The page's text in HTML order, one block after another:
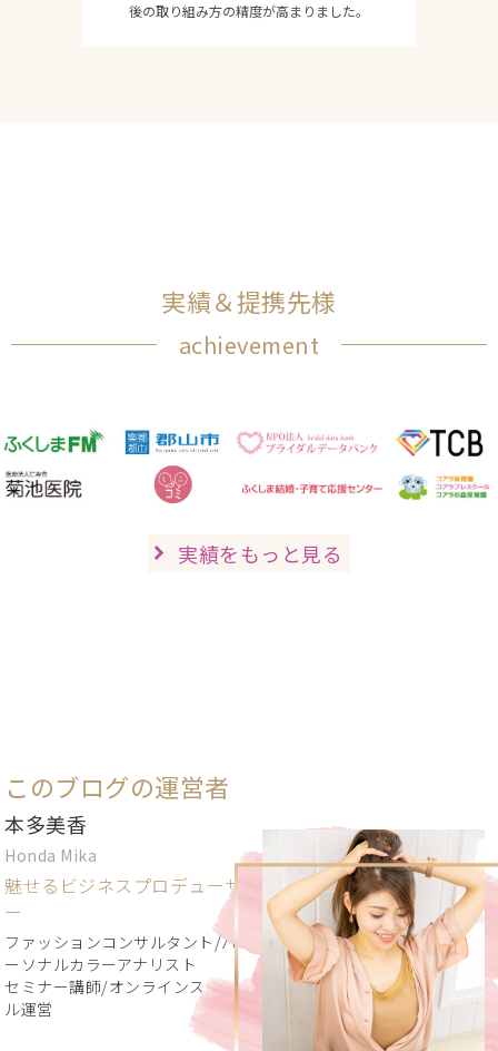
後の取り組み方の精度が高まりました。
実績＆提携先様
achievement
実績をもっと見る
このブログの運営者
本多美香
Honda Mika
魅せるビジネスプロデューサ
ー
ファッションコンサルタント/パ
ーソナルカラーアナリスト
セミナー講師/オンラインスクー
ル運営